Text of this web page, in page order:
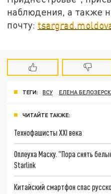
наблюдения, а также
почту:
ТЕГИ: ВСУ ЕЛЕНА
ЧИТАЙТЕ ТАКЖЕ:
Технофашисты XXI века
Оплеуха Маску. "Пора снять
Starlink
Китайский смартфон спас